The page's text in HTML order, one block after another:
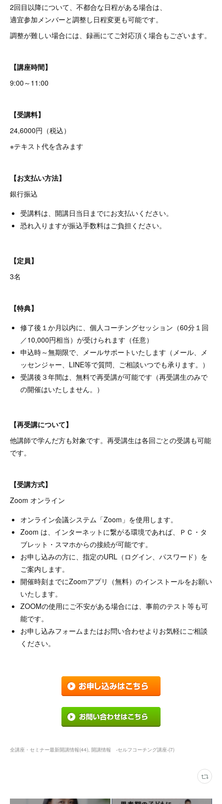
2回目以降について、不都合な日程がある場合は、
適宜参加メンバーと調整し日程変更も可能です。
調整が難しい場合には、録画にてご対応頂く場合もございます。
【講座時間】
9:00～11:00
【受講料】
24,6000円（税込）
※テキスト代を含みます
【お支払い方法】
銀行振込
受講料は、開講日当日までにお支払いください。
恐れ入りますが振込手数料はご負担ください。
【定員】
3名
【特典】
修了後１か月以内に、個人コーチングセッション（60分１回
／10,000円相当）が受けられます（任意）
申込時～無期限で、メールサポートいたします（メール、メ
ッセンジャー、LINE等で質問、ご相談いつでも承ります。）
受講後３年間は、無料で再受講が可能です（再受講生のみで
の開催はいたしません。）
【再受講について】
他講師で学んだ方も対象です。再受講生は各回ごとの受講も可能
です。
【受講方式】
Zoom オンライン
オンライン会議システム「Zoom」を使用します。
Zoom は、インターネットに繋がる環境であれば、ＰＣ・タ
ブレット・スマホからの接続が可能です。
お申し込みの方に、指定のURL（ログイン、パスワード）を
ご案内します。
開催時刻までにZoomアプリ（無料）のインストールをお願い
いたします。
ZOOMの使用にご不安がある場合には、事前のテスト等も可
能です。
お申し込みフォームまたはお問い合わせよりお気軽にご相談
ください。
全講座・セミナー最新開講情報(44) 開講情報 ‐セルフコーチング講座‐(7)